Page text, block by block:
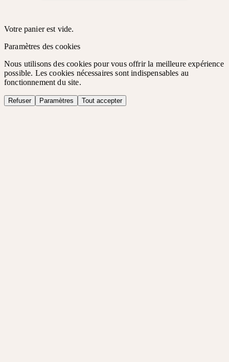
Votre panier est vide.
Paramètres des cookies
Nous utilisons des cookies pour vous offrir la meilleure expérience
possible. Les cookies nécessaires sont indispensables au
fonctionnement du site.
Refuser Paramètres Tout accepter